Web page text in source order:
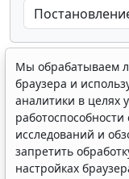
Мы обрабатываем
браузера и
аналитики в целях
работоспособности
исследований и
запретить
настройках